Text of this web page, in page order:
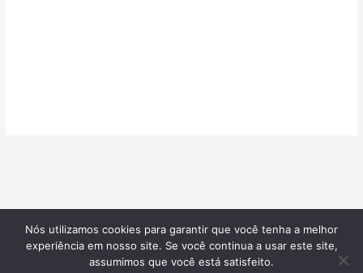
Confeitarias de Sucesso
| Todos os direitos reservados |
Desenvolvido por
Blotzads Network
Nós utilizamos cookies para garantir que você tenha a melhor
experiência em nosso site. Se você continua a usar este site,
assumimos que você está satisfeito.